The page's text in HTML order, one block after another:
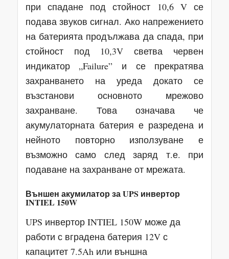
при спадане под стойност 10,6 V се
подава звуков сигнал. Ако напрежението
на батерията продължава да спада, при
стойност под 10,3V светва червен
индикатор „Failure” и се прекратява
захранването на уреда докато се
възстанови основното мрежово
захранване. Това означава че
акумулаторната батерия е разредена и
нейното повторно използуване е
възможно само след заряд т.е. при
подаване на захранване от мрежата.
Външен акумилатор за UPS инвертор
INTIEL 150W
UPS инвертор INTIEL 150W може да
работи с вградена батерия 12V с
капацитет 7.5Ah или външна